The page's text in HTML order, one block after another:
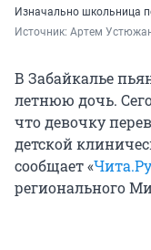
Изначально школьница
Источник: Артем
В Забайкалье
летнюю дочь.
что девочку
детской
сообщает «Чита.Ру
регионального